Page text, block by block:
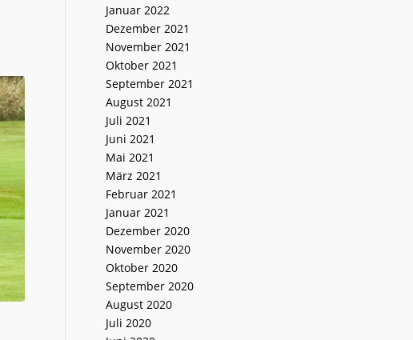
Januar 2022
Dezember 2021
November 2021
Oktober 2021
September 2021
August 2021
Juli 2021
Juni 2021
Mai 2021
März 2021
Februar 2021
Januar 2021
Dezember 2020
November 2020
Oktober 2020
September 2020
August 2020
Juli 2020